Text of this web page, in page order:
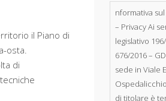
il Piano di
osta.
di
nformativa
– Privacy Ai
legislativo
676/2016 –
sede in Viale
di titolare è